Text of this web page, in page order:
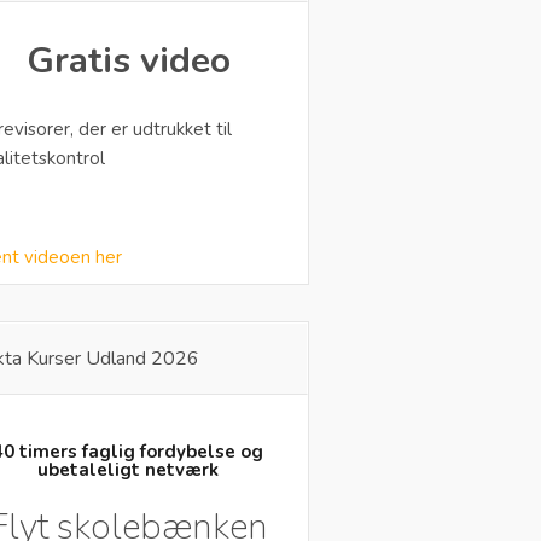
Gratis video
der er udtrukket til
videoen her
Kurser Udland 2026
timers faglig fordybelse og
ubetaleligt netværk
skolebænken